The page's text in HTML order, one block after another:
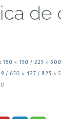
de
150 × 150 / 225 × 300
/ 650 × 427 / 825 ×